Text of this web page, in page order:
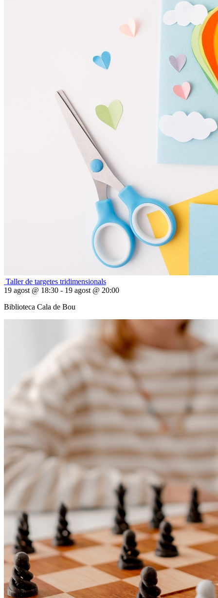
Taller de targetes tridimensionals
19 agost @ 18:30 - 19 agost @ 20:00
Biblioteca Cala de Bou